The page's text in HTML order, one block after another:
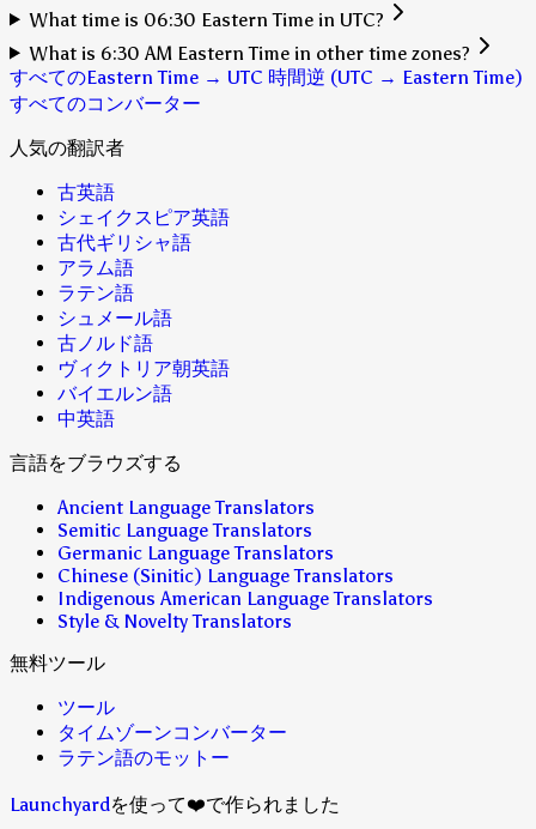
What time is 06:30 Eastern Time in UTC?
What is 6:30 AM Eastern Time in other time zones?
すべてのEastern Time → UTC 時間逆 (UTC → Eastern Time)
すべてのコンバーター
人気の翻訳者
古英語
シェイクスピア英語
古代ギリシャ語
アラム語
ラテン語
シュメール語
古ノルド語
ヴィクトリア朝英語
バイエルン語
中英語
言語をブラウズする
Ancient Language Translators
Semitic Language Translators
Germanic Language Translators
Chinese (Sinitic) Language Translators
Indigenous American Language Translators
Style & Novelty Translators
無料ツール
ツール
タイムゾーンコンバーター
ラテン語のモットー
Launchyardを使って❤️で作られました